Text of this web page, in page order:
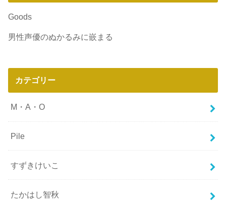
Goods
男性声優のぬかるみに嵌まる
カテゴリー
M・A・O
Pile
すずきけいこ
たかはし智秋